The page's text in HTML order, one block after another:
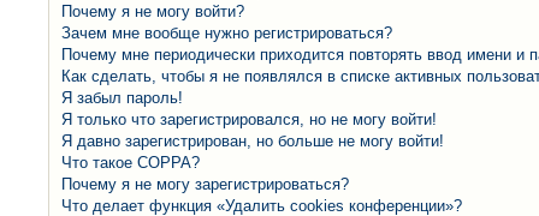
Почему я не могу войти?
Зачем мне вообще нужно регистрироваться?
Почему мне периодически приходится повторять ввод имени и
Как сделать, чтобы я не появлялся в списке активных
Я забыл пароль!
Я только что зарегистрировался, но не могу войти!
Я давно зарегистрирован, но больше не могу войти!
Что такое COPPA?
Почему я не могу зарегистрироваться?
Что делает функция «Удалить cookies конференции»?